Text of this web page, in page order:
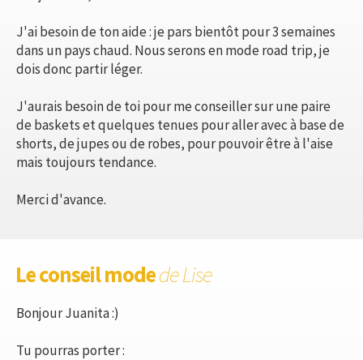
J'ai besoin de ton aide : je pars bientôt pour 3 semaines
dans un pays chaud. Nous serons en mode road trip, je
dois donc partir léger.
J'aurais besoin de toi pour me conseiller sur une paire
de baskets et quelques tenues pour aller avec à base de
shorts, de jupes ou de robes, pour pouvoir être à l'aise
mais toujours tendance.
Merci d'avance.
Le conseil modede Lise
Bonjour Juanita :)
Tu pourras porter :